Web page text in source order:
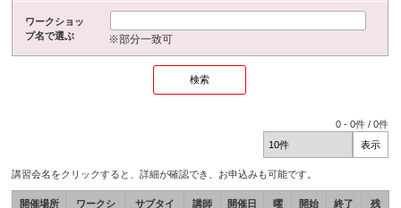
ワークショッ
プ名で選ぶ
※部分一致可
0 -0件 /0件
講習会名をクリックすると、詳細が確認でき、お申込みも可能です。
開催場所
ワークシ
サブタイ
講師
開催日
曜
開始
終了
残